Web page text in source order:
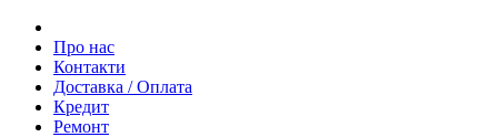
Про нас
Контакти
Доставка / Оплата
Кредит
Ремонт